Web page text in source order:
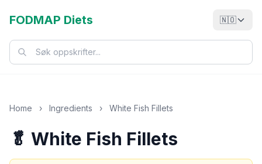
FODMAP Diets 🇳🇴
Home › Ingredients › White Fish Fillets
🥬 White Fish Fillets